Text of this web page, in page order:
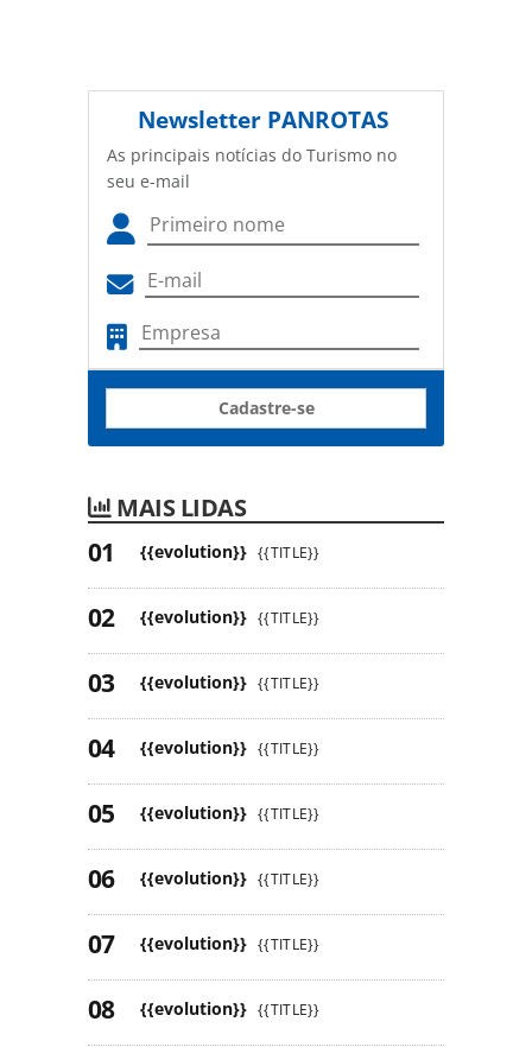
Newsletter PANROTAS
As principais notícias do Turismo no
seu e-mail
Cadastre-se
MAIS LIDAS
{{evolution}} {{TITLE}}
{{evolution}} {{TITLE}}
{{evolution}} {{TITLE}}
{{evolution}} {{TITLE}}
{{evolution}} {{TITLE}}
{{evolution}} {{TITLE}}
{{evolution}} {{TITLE}}
{{evolution}} {{TITLE}}